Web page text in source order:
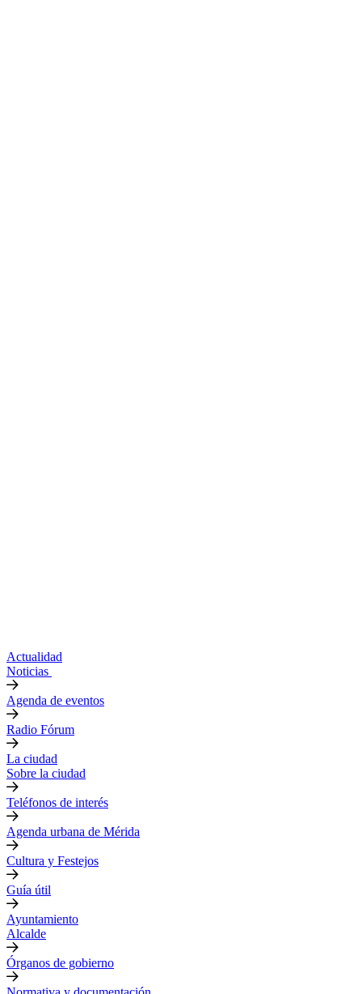
Actualidad
Noticias
Agenda de eventos
Radio Fórum
La ciudad
Sobre la ciudad
Teléfonos de interés
Agenda urbana de Mérida
Cultura y Festejos
Guía útil
Ayuntamiento
Alcalde
Órganos de gobierno